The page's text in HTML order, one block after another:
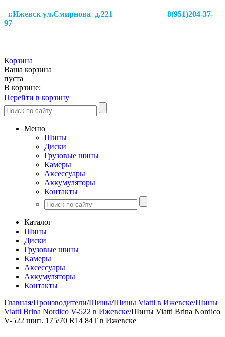
г.Ижевск ул.Смирнова д.221
8(951)204-37-
97
Корзина
Ваша корзина
пуста
В корзине:
Перейти в корзину
Меню
Шины
Диски
Грузовые шины
Камеры
Аксессуары
Аккумуляторы
Контакты
Каталог
Шины
Диски
Грузовые шины
Камеры
Аксессуары
Аккумуляторы
Контакты
Главная/Производители/Шины/Шины Viatti в Ижевске/Шины
Viatti Brina Nordico V-522 в Ижевске/Шины Viatti Brina Nordico
V-522 шип. 175/70 R14 84Т в Ижевске